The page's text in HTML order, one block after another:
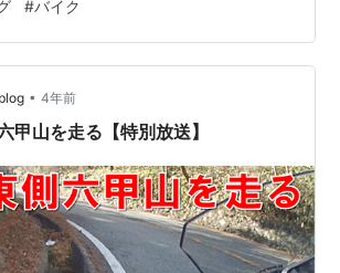
ランキング参加中バイク
#バイク
• 4年前
山を走る【特別放送】